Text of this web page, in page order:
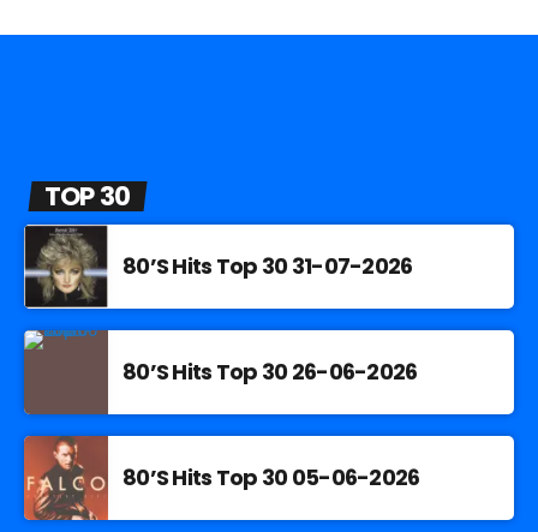
TOP 30
80’S Hits Top 30 31-07-2026
80’S Hits Top 30 26-06-2026
80’S Hits Top 30 05-06-2026